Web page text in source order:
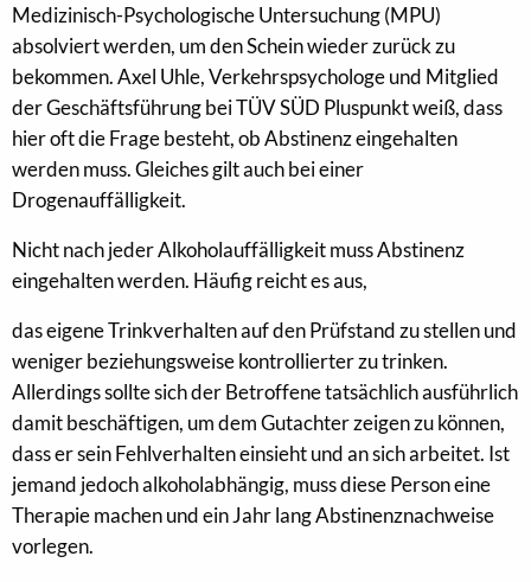
Medizinisch-Psychologische Untersuchung (MPU)
absolviert werden, um den Schein wieder zurück zu
bekommen. Axel Uhle, Verkehrspsychologe und Mitglied
der Geschäftsführung bei TÜV SÜD Pluspunkt weiß, dass
hier oft die Frage besteht, ob Abstinenz eingehalten
werden muss. Gleiches gilt auch bei einer
Drogenauffälligkeit.
Nicht nach jeder Alkoholauffälligkeit muss Abstinenz
eingehalten werden. Häufig reicht es aus,
das eigene Trinkverhalten auf den Prüfstand zu stellen und
weniger beziehungsweise kontrollierter zu trinken.
Allerdings sollte sich der Betroffene tatsächlich ausführlich
damit beschäftigen, um dem Gutachter zeigen zu können,
dass er sein Fehlverhalten einsieht und an sich arbeitet. Ist
jemand jedoch alkoholabhängig, muss diese Person eine
Therapie machen und ein Jahr lang Abstinenznachweise
vorlegen.